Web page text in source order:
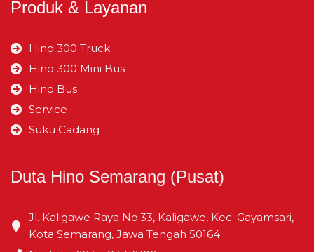
Produk & Layanan
Hino 300 Truck
Hino 300 Mini Bus
Hino Bus
Service
Suku Cadang
Duta Hino Semarang (Pusat)
Jl. Kaligawe Raya No.33, Kaligawe, Kec. Gayamsari,
Kota Semarang, Jawa Tengah 50164